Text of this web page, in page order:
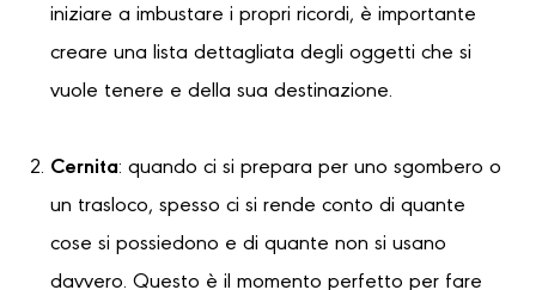
iniziare a imbustare i propri ricordi, è importante
creare una lista dettagliata degli oggetti che si
vuole tenere e della sua destinazione.
Cernita: quando ci si prepara per uno sgombero o
un trasloco, spesso ci si rende conto di quante
cose si possiedono e di quante non si usano
davvero. Questo è il momento perfetto per fare